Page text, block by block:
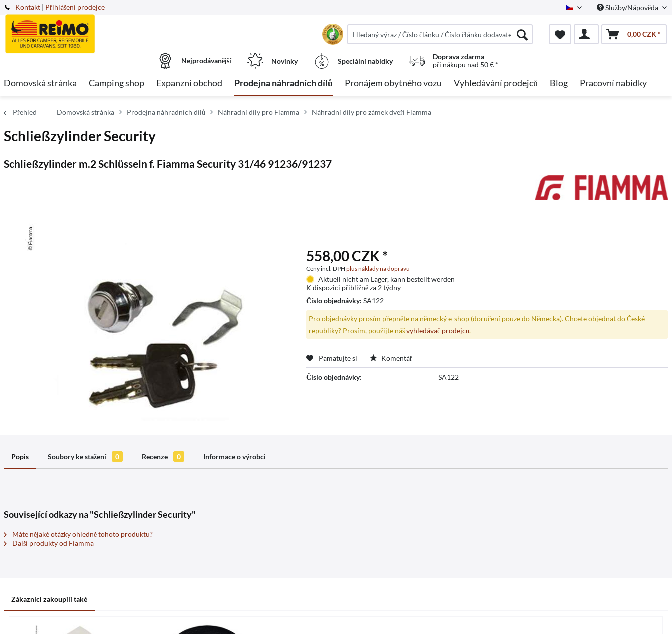
Kontakt Czech Služby/Nápověda
| Přihlášení prodejce
0,00 CZK *
Nejprodávanější Novinky Speciální nabídky
Doprava zdarma
při nákupu nad 50 € *
Domovská stránka Camping shop Expanzní obchod Prodejna náhradních dílů Pronájem obytného vozu Vyhledávání prodejců Blog Pracovní nabídky
Přehled Domovská stránka Prodejna náhradních dílů Náhradní díly pro Fiamma Náhradní díly pro zámek dveří Fiamma
Schließzylinder Security
Schließzylinder m.2 Schlüsseln f. Fiamma Security 31/46 91236/91237
558,00 CZK *
Ceny incl. DPHplus náklady na dopravu
Aktuell nicht am Lager, kann bestellt werden
K dispozici přibližně za 2 týdny
Číslo objednávky:SA122
Pro objednávky prosím přepněte na německý e-shop (doručení pouze do Německa). Chcete objednat do České
republiky? Prosím, použijte nášvyhledávač prodejců.
Pamatujte si Komentář
Číslo objednávky: SA122
Popis Soubory ke stažení 0 Recenze 0 Informace o výrobci
Související odkazy na "Schließzylinder Security"
Máte nějaké otázky ohledně tohoto produktu?
Další produkty od Fiamma
Zákazníci zakoupili také